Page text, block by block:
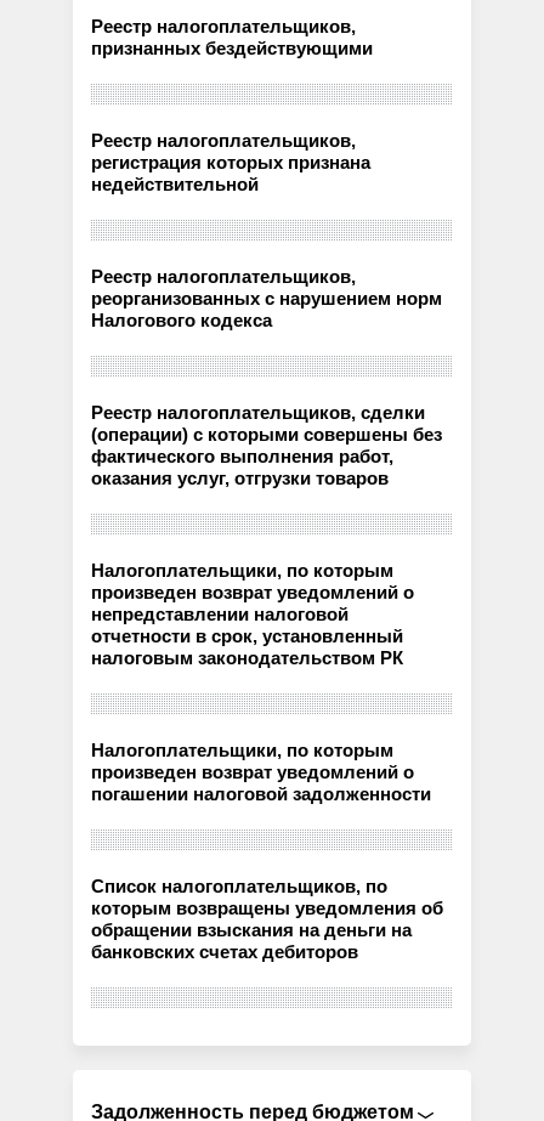
Реестр налогоплательщиков,
признанных бездействующими
Реестр налогоплательщиков,
регистрация которых признана
недействительной
Реестр налогоплательщиков,
реорганизованных с нарушением норм
Налогового кодекса
Реестр налогоплательщиков, сделки
(операции) с которыми совершены без
фактического выполнения работ,
оказания услуг, отгрузки товаров
Налогоплательщики, по которым
произведен возврат уведомлений о
непредставлении налоговой
отчетности в срок, установленный
налоговым законодательством РК
Налогоплательщики, по которым
произведен возврат уведомлений о
погашении налоговой задолженности
Список налогоплательщиков, по
которым возвращены уведомления об
обращении взыскания на деньги на
банковских счетах дебиторов
Задолженность перед бюджетом